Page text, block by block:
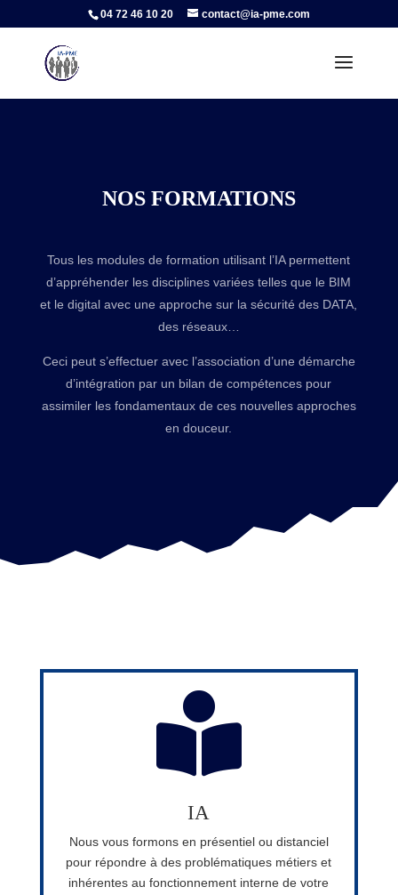
04 72 46 10 20 contact@ia-pme.com
NOS FORMATIONS
Tous les modules de formation utilisant l’IA permettent
d’appréhender les disciplines variées telles que le BIM
et le digital avec une approche sur la sécurité des DATA,
des réseaux…
Ceci peut s’effectuer avec l’association d’une démarche
d’intégration par un bilan de compétences pour
assimiler les fondamentaux de ces nouvelles approches
en douceur.

IA
Nous vous formons en présentiel ou distanciel
pour répondre à des problématiques métiers et
inhérentes au fonctionnement interne de votre